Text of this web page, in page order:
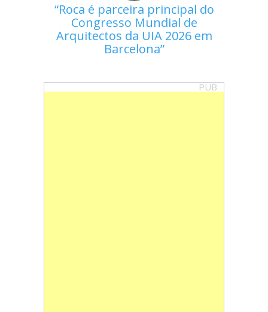
Roca é parceira principal do
Congresso Mundial de
Arquitectos da UIA 2026 em
Barcelona
PUB